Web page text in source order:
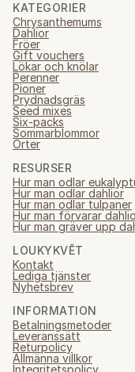
KATEGORIER
Chrysanthemums
Dahlior
Fröer
Gift vouchers
Lökar och knölar
Perenner
Pioner
Prydnadsgräs
Seed mixes
Six-packs
Sommarblommor
Örter
RESURSER
Hur man odlar
Hur man odlar dahlior
Hur man odlar tulpaner
Hur man förvarar
Hur man gräver upp
LOUKYKVĚT
Kontakt
Lediga tjänster
Nyhetsbrev
INFORMATION
Betalningsmetoder
Leveranssätt
Returpolicy
Allmänna villkor
Integritetspolicy